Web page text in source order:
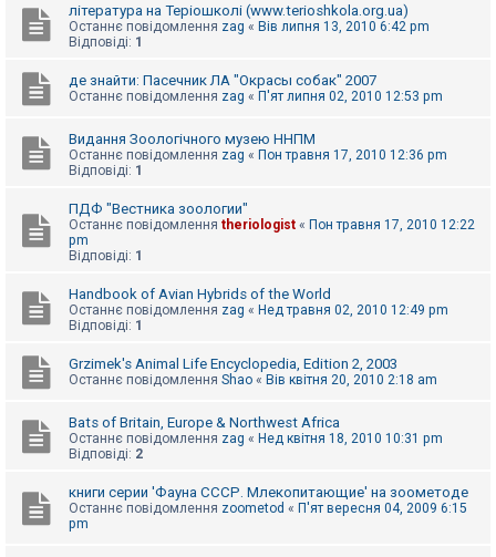
література на Теріошколі (www.terioshkola.org.ua)
Останнє повідомлення zag « Вів липня 13, 2010 6:42 pm
Відповіді: 1
де знайти: Пасечник ЛА "Окрасы собак" 2007
Останнє повідомлення zag « П'ят липня 02, 2010 12:53 pm
Видання Зоологічного музею ННПМ
Останнє повідомлення zag « Пон травня 17, 2010 12:36 pm
Відповіді: 1
ПДФ "Вестника зоологии"
Останнє повідомлення theriologist « Пон травня 17, 2010 12:22
pm
Відповіді: 1
Handbook of Avian Hybrids of the World
Останнє повідомлення zag « Нед травня 02, 2010 12:49 pm
Відповіді: 1
Grzimek's Animal Life Encyclopedia, Edition 2, 2003
Останнє повідомлення Shao « Вів квітня 20, 2010 2:18 am
Bats of Britain, Europe & Northwest Africa
Останнє повідомлення zag « Нед квітня 18, 2010 10:31 pm
Відповіді: 2
книги серии 'Фауна СССР. Млекопитающие' на зоометоде
Останнє повідомлення zoometod « П'ят вересня 04, 2009 6:15
pm